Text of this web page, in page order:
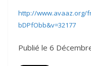
http://www.avaaz.org/
bDPfObb&v=32177
Publié le 6